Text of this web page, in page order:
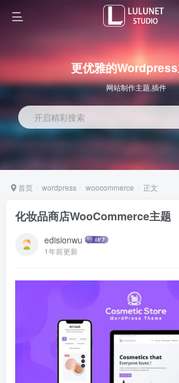
更优雅的
网站制作主题,插件
开启精彩搜索
首页 wordpress woocommerce 正文
化妆品商店WooCommerce主题
edisionwu
1年前更新